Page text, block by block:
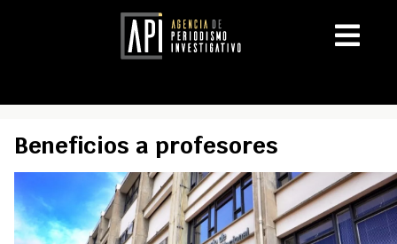
Beneficios a profesores